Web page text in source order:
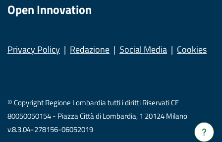
Verrà
Open Innovation
Privacy Policy Redazione Social Media Cookies
© Copyright Regione Lombardia tutti i diritti Riservati CF
80050050154 - Piazza Città di Lombardia, 1 20124 Milano
v.8.3.04-278156-06052019